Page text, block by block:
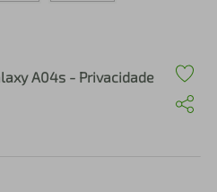
A04s - Privacidade